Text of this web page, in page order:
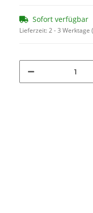
Sofort verfügbar
Lieferzeit:2 - 3 Werktage